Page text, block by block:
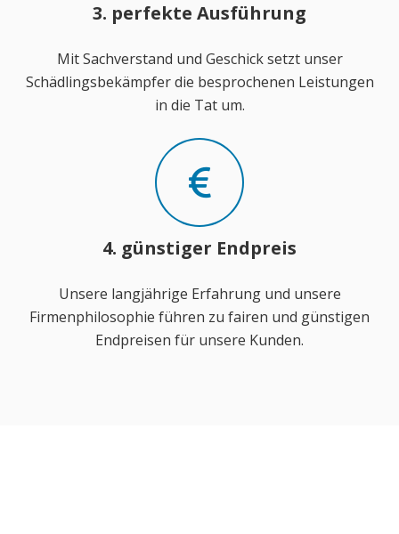
3. perfekte Ausführung
Mit Sachverstand und Geschick setzt unser
Schädlingsbekämpfer die besprochenen Leistungen
in die Tat um.
4. günstiger Endpreis
Unsere langjährige Erfahrung und unsere
Firmenphilosophie führen zu fairen und günstigen
Endpreisen für unsere Kunden.